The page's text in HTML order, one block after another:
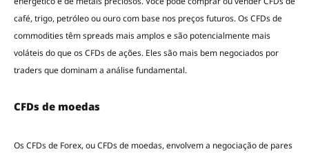
café, trigo, petróleo ou ouro com base nos preços futuros. Os CFDs de
commodities têm spreads mais amplos e são potencialmente mais
voláteis do que os CFDs de ações. Eles são mais bem negociados por
traders que dominam a análise fundamental.
CFDs de moedas
Os CFDs de Forex, ou CFDs de moedas, envolvem a negociação de pares